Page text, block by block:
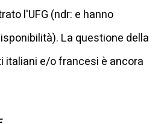
l'UFG (ndr: e hanno
La questione della
italiani e/o francesi è ancora